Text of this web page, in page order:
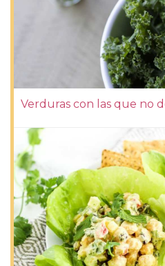
Verduras con las que no